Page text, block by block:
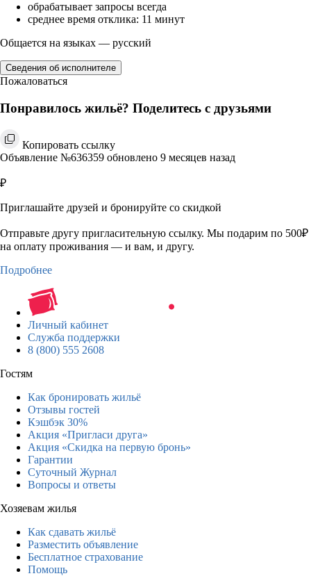
обрабатывает запросы всегда
среднее время отклика: 11 минут
Общается на языках — русский
Сведения об исполнителе
Пожаловаться
Понравилось жильё? Поделитесь с друзьями
Копировать ссылку
Объявление №636359 обновлено 9 месяцев назад
₽
Приглашайте друзей и бронируйте со скидкой
Отправьте другу пригласительную ссылку. Мы подарим по 500₽
на оплату проживания — и вам, и другу.
Подробнее
Личный кабинет
Служба поддержки
8 (800) 555 2608
Гостям
Как бронировать жильё
Отзывы гостей
Кэшбэк 30%
Акция «Пригласи друга»
Акция «Скидка на первую бронь»
Гарантии
Суточный Журнал
Вопросы и ответы
Хозяевам жилья
Как сдавать жильё
Разместить объявление
Бесплатное страхование
Помощь